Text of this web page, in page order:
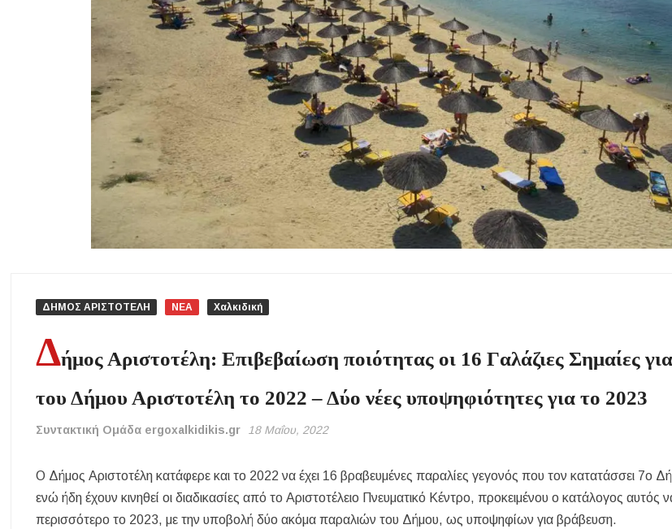
Μουσική Εκδήλωση της Φιλαρμονικής Μεγάλης Παναγίας
Πτώση στις τιμές των καυσίμων: Κάτω από τα 2 ευρώ η αμόλυβδη μέσα στην εβδομάδα
ΔΥΠΑ: Νέες 8.000 θέσεις εργασίας για ανέργους ηλικίας 55 έως 67 ετών – Στους 43.000 οι συνολικοί ωφελούμενοι
Δεκαπενταύγουστος 2026 στη Μεγάλη Παναγία Χαλκιδικής – Το πρόγραμμα των ιερών ακολουθιών
Η Φωτεινή Βελεσιώτου έρχεται στην Ουρανούπολη για μια μοναδική συναυλία στον Πύργο
ΔΗΜΟΣ ΑΡΙΣΤΟΤΕΛΗ ΝΕΑ Χαλκιδική
Δήμος Αριστοτέλη: Επιβεβαίωση ποιότητας οι 16 Γαλάζιες Σημαίες
του Δήμου Αριστοτέλη το 2022 – Δύο νέες υποψηφιότητες για το 2023
Συντακτική Ομάδα ergoxalkidikis.gr 18 Μαΐου, 2022
Ο Δήμος Αριστοτέλη κατάφερε και το 2022 να έχει 16 βραβευμένες παραλίες γεγονός που τον κατατάσσει 7ο
ενώ ήδη έχουν κινηθεί οι διαδικασίες από το Αριστοτέλειο Πνευματικό Κέντρο, προκειμένου ο κατάλογος αυτός
περισσότερο το 2023, με την υποβολή δύο ακόμα παραλιών του Δήμου, ως υποψηφίων για βράβευση.